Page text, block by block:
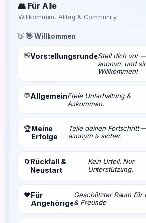
👥 Für Alle
Willkommen, Alltag & Community
👋 👋 Willkommen
👋VorstellungsrundeStell dich vor —
anonym und
Willkommen!
💬AllgemeinFreie Unterhaltung &
Ankommen.
🏆Meine
Erfolge
Teile deinen Fortschritt
anonym & sicher.
🔄Rückfall &
Neustart
Kein Urteil. Nur
Unterstützung.
❤️Für
Angehörige
Geschützter Raum für
& Freunde